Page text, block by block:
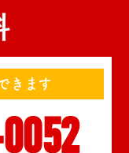
きます